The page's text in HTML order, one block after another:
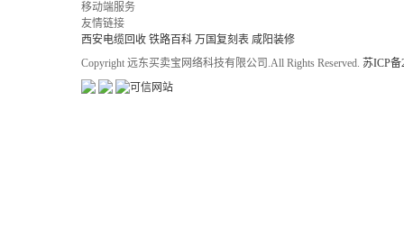
移动端服务
友情链接
西安电缆回收 铁路百科 万国复刻表 咸阳装修
Copyright 远东买卖宝网络科技有限公司.All Rights Reserved. 苏ICP备